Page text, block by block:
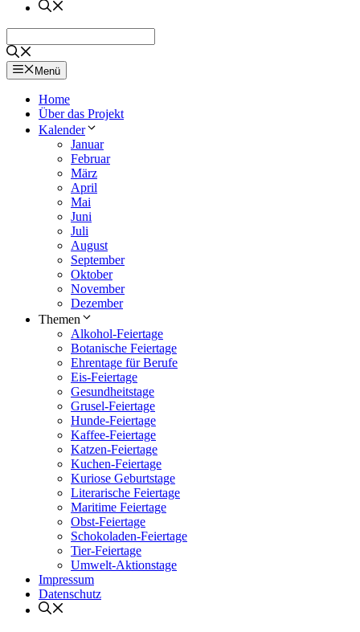
Menü
Home
Über das Projekt
Kalender
Januar
Februar
März
April
Mai
Juni
Juli
August
September
Oktober
November
Dezember
Themen
Alkohol-Feiertage
Botanische Feiertage
Ehrentage für Berufe
Eis-Feiertage
Gesundheitstage
Grusel-Feiertage
Hunde-Feiertage
Kaffee-Feiertage
Katzen-Feiertage
Kuchen-Feiertage
Kuriose Geburtstage
Literarische Feiertage
Maritime Feiertage
Obst-Feiertage
Schokoladen-Feiertage
Tier-Feiertage
Umwelt-Aktionstage
Impressum
Datenschutz